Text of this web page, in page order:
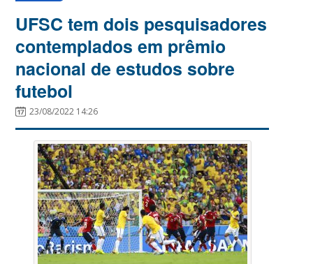
UFSC tem dois pesquisadores
contemplados em prêmio
nacional de estudos sobre
futebol
23/08/2022 14:26